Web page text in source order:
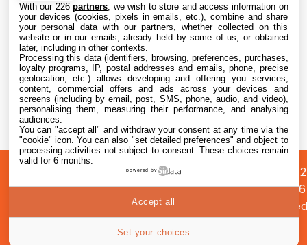
Apple envisage une refonte radicale de
l’Apple Watch, dont des écrans ronds
9 Aug. 2026 • 17:35
propos
Préférences
cookies
Confidentialité
©
2026
|
With our 226partners , we wish to store and access information on
your devices (cookies, pixels in emails, etc.), combine and share
your personal data with our partners, whether collected on this
website or in our emails, already held by some of us, or obtained
later, including in other contexts.
Processing this data (identifiers, browsing, preferences, purchases,
loyalty programs, IP, postal addresses and emails, phone, precise
geolocation, etc.) allows developing and offering you services,
content, commercial offers and ads across your devices and
screens (including by email, post, SMS, phone, audio, and video),
personalising them, measuring their performance, and analysing
audiences.
You can "accept all" and withdraw your consent at any time via the
"cookie" icon. You can also "set detailed preferences" and object to
processing activities not subject to consent. These choices remain
valid for 6 months.
powered by
Set your choices
Accept all